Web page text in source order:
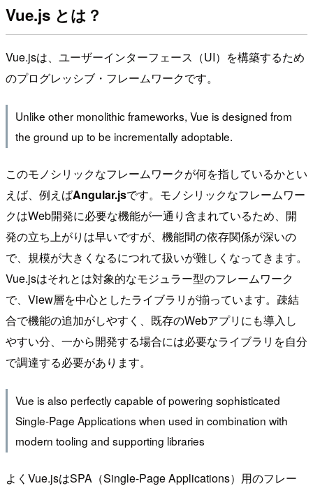
Vue.js とは？
Vue.jsは、ユーザーインターフェース（UI）を構築するため
のプログレッシブ・フレームワークです。
Unlike other monolithic frameworks, Vue is designed from
the ground up to be incrementally adoptable.
このモノシリックなフレームワークが何を指しているかとい
えば、例えばAngular.jsです。モノシリックなフレームワー
クはWeb開発に必要な機能が一通り含まれているため、開
発の立ち上がりは早いですが、機能間の依存関係が深いの
で、規模が大きくなるにつれて扱いが難しくなってきます。
Vue.jsはそれとは対象的なモジュラー型のフレームワーク
で、View層を中心としたライブラリが揃っています。疎結
合で機能の追加がしやすく、既存のWebアプリにも導入し
やすい分、一から開発する場合には必要なライブラリを自分
で調達する必要があります。
Vue is also perfectly capable of powering sophisticated
Single-Page Applications when used in combination with
modern tooling and supporting libraries
よくVue.jsはSPA（Single-Page Applications）用のフレー